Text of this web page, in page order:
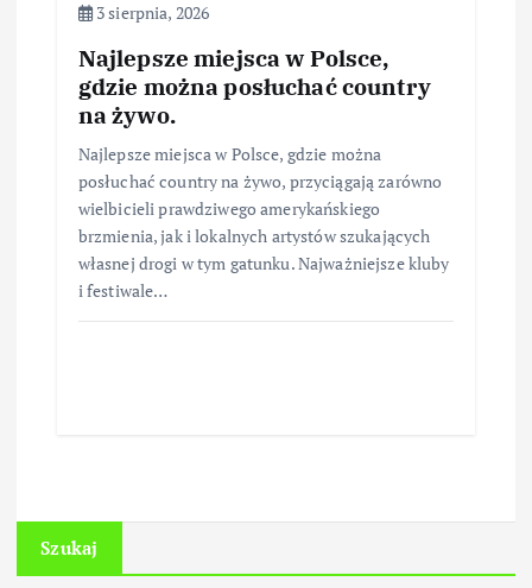
3 sierpnia, 2026
Najlepsze miejsca w Polsce,
gdzie można posłuchać country
na żywo.
Najlepsze miejsca w Polsce, gdzie można
posłuchać country na żywo, przyciągają zarówno
wielbicieli prawdziwego amerykańskiego
brzmienia, jak i lokalnych artystów szukających
własnej drogi w tym gatunku. Najważniejsze kluby
i festiwale…
Szukaj